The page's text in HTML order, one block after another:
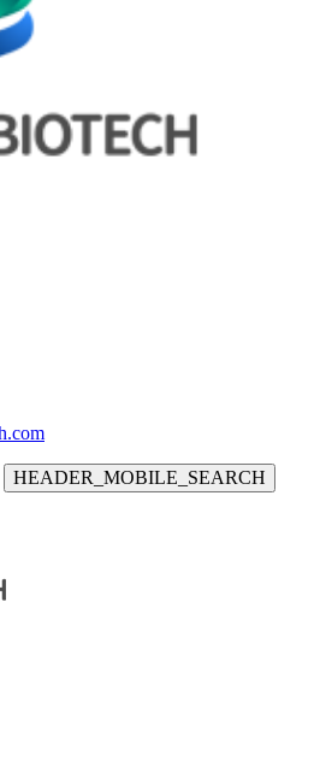
HEADER_MOBILE_SEARCH